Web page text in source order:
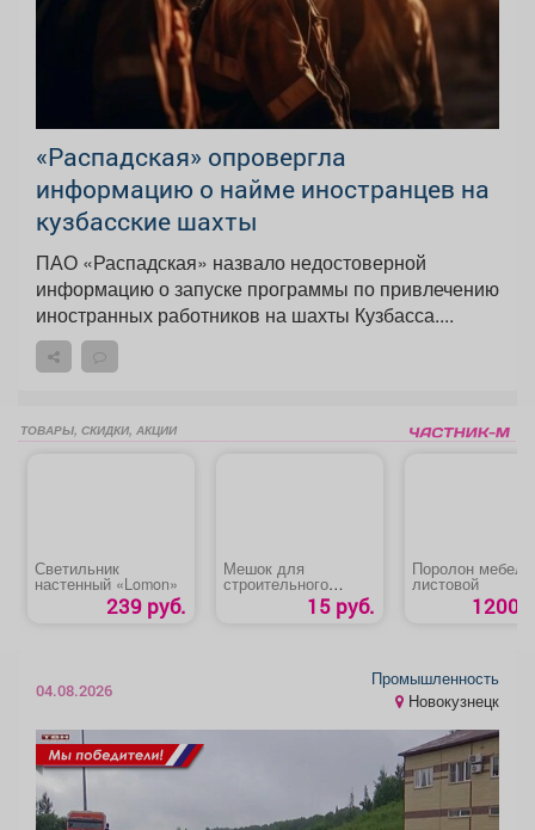
«Распадская» опровергла
информацию о найме иностранцев на
кузбасские шахты
ПАО «Распадская» назвало недостоверной
информацию о запуске программы по привлечению
иностранных работников на шахты Кузбасса....
ТОВАРЫ, СКИДКИ, АКЦИИ
Светильник
настенный «Lomon»
239 руб.
Мешок для
строительного
мусора 15 руб.
Поролон
листовой
1200
04.08.2026
Промышленность
Новокузнецк